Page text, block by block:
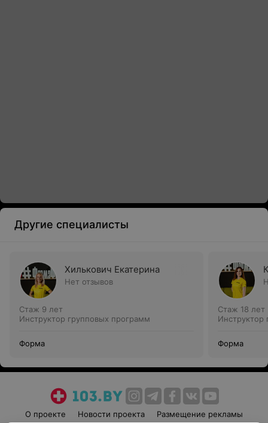
Другие специалисты
Хилькович Екатерина
Нет отзывов
Стаж 9 лет
Инструктор групповых программ
Форма
Стаж 18 лет
Инструктор
Форма
О проекте Новости проекта Размещение рекламы